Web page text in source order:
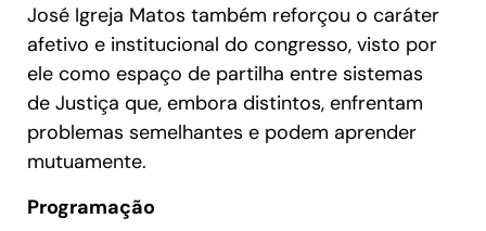
José Igreja Matos também reforçou o caráter
afetivo e institucional do congresso, visto por
ele como espaço de partilha entre sistemas
de Justiça que, embora distintos, enfrentam
problemas semelhantes e podem aprender
mutuamente.
Programação